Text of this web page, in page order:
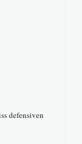
defensiven